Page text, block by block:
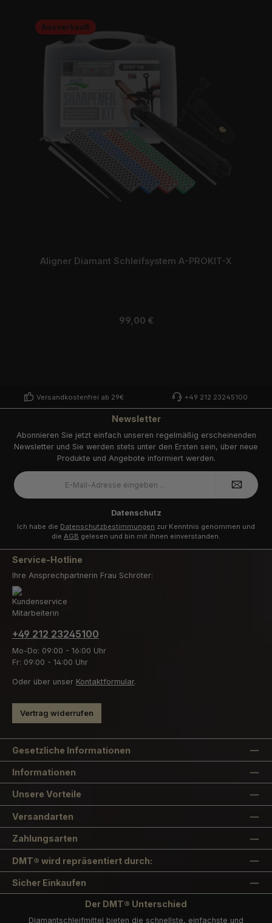
Ausverkauft
Aligner Diamant Schleifsystem A-PROKIT-X
Regulärer Preis:
99,00 €
Versandkostenfrei ab 29€ +49 212 23245100
Newsletter
Abonnieren Sie jetzt einfach unseren regelmäßig erscheinenden
Newsletter und Sie werden stets unter den Ersten sein, über neue
Produkte und Angebote informiert werden.
E-
Mail-
Adresse
Datenschutz
Ich habe die Datenschutzbestimmungen zur Kenntnis genommen und
die AGB gelesen und bin mit ihnen einverstanden.
Service-Hotline
Ihre Ansprechpartnerin Frau Schröter:
+49 212 23245100
Mo-Do: 09:00 - 16:00 Uhr
Fr: 09:00 - 14:00 Uhr
Oder über unser Kontaktformular.
Vertrag widerrufen
Gesetzliche Informationen
Informationen
Unsere Vorteile
Versandarten
Zahlungsarten
DMT® wird repräsentiert durch:
Sicher Einkaufen
Der DMT® Unterschied
Diamantschleifmittel bieten die schnellste, einfachste und